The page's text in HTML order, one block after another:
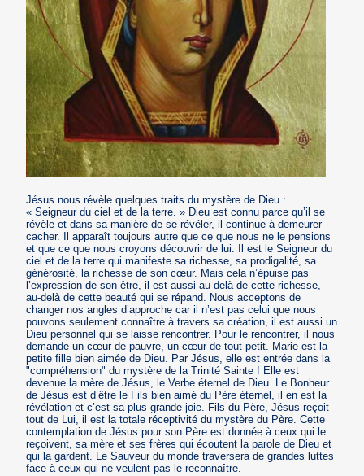
Jésus nous révèle quelques traits du mystère de Dieu :
« Seigneur du ciel et de la terre. » Dieu est connu parce qu’il se
révèle et dans sa manière de se révéler, il continue à demeurer
cacher. Il apparaît toujours autre que ce que nous ne le pensions
et que ce que nous croyons découvrir de lui. Il est le Seigneur du
ciel et de la terre qui manifeste sa richesse, sa prodigalité, sa
générosité, la richesse de son cœur. Mais cela n’épuise pas
l’expression de son être, il est aussi au-delà de cette richesse,
au-delà de cette beauté qui se répand. Nous acceptons de
changer nos angles d’approche car il n’est pas celui que nous
pouvons seulement connaître à travers sa création, il est aussi un
Dieu personnel qui se laisse rencontrer. Pour le rencontrer, il nous
demande un cœur de pauvre, un cœur de tout petit. Marie est la
petite fille bien aimée de Dieu. Par Jésus, elle est entrée dans la
"compréhension" du mystère de la Trinité Sainte ! Elle est
devenue la mère de Jésus, le Verbe éternel de Dieu. Le Bonheur
de Jésus est d’être le Fils bien aimé du Père éternel, il en est la
révélation et c’est sa plus grande joie. Fils du Père, Jésus reçoit
tout de Lui, il est la totale réceptivité du mystère du Père. Cette
contemplation de Jésus pour son Père est donnée à ceux qui le
reçoivent, sa mère et ses frères qui écoutent la parole de Dieu et
qui la gardent. Le Sauveur du monde traversera de grandes luttes
face à ceux qui ne veulent pas le reconnaître.